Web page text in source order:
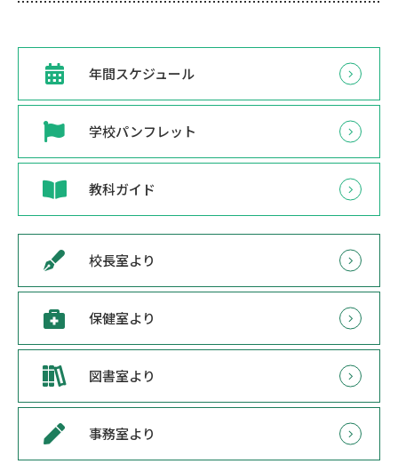
年間スケジュール
学校パンフレット
教科ガイド
校長室より
保健室より
図書室より
事務室より